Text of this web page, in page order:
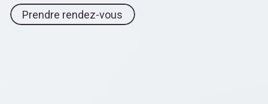
Prendre rendez-vous